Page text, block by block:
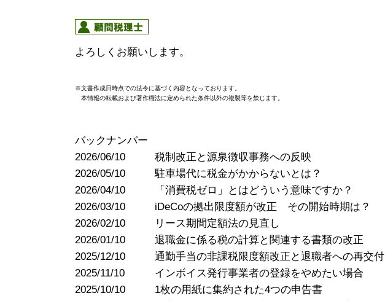
よろしくお願いします。
※文書作成日時点での法令に基づく内容となっております。
本情報の転載および著作権法に定められた条件以外の複製等を禁じます。
バックナンバー
2026/06/10
税制改正と源泉徴収事務への反映
2026/05/10
駐車場代に税金がかからないとは？
2026/04/10
「消費税ゼロ」とはどういう意味ですか？
2026/03/10
iDeCoの拠出限度額が改正 その開始時期は？
2026/02/10
リース期間定額法の見直し
2026/01/10
退職金に係る税の計算と関連する書類の改正
2025/12/10
通勤手当の非課税限度額改正と退職者への再交付
2025/11/10
インボイス発行事業者の登録をやめたい場合
2025/10/10
1枚の用紙に集約された4つの申告書